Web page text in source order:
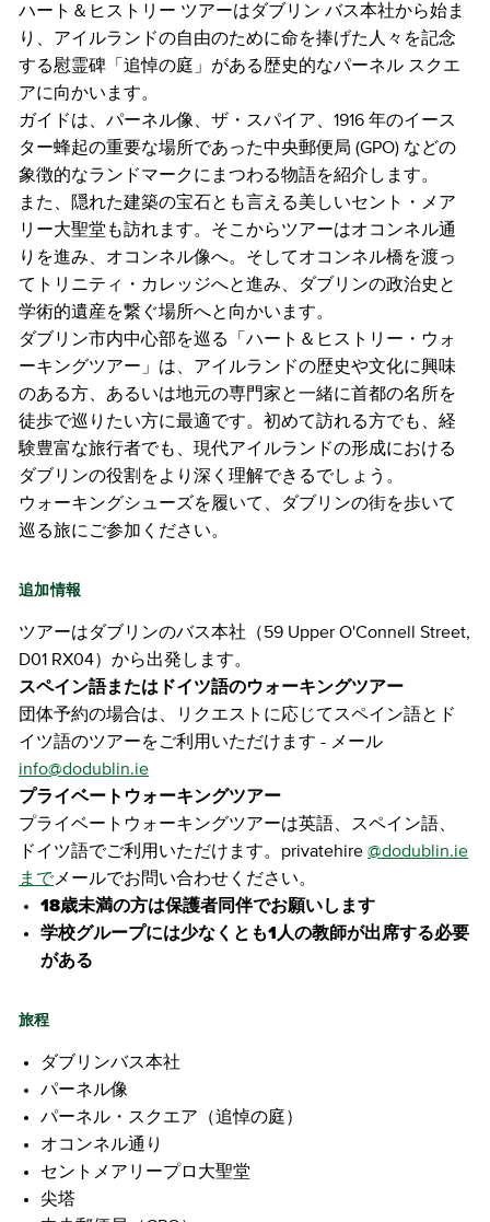
ハート＆ヒストリー ツアーはダブリン バス本社から始ま
り、アイルランドの自由のために命を捧げた人々を記念
する慰霊碑「追悼の庭」がある歴史的なパーネル スクエ
アに向かいます。
ガイドは、パーネル像、ザ・スパイア、1916 年のイース
ター蜂起の重要な場所であった中央郵便局 (GPO) などの
象徴的なランドマークにまつわる物語を紹介します。
また、隠れた建築の宝石とも言える美しいセント・メア
リー大聖堂も訪れます。そこからツアーはオコンネル通
りを進み、オコンネル像へ。そしてオコンネル橋を渡っ
てトリニティ・カレッジへと進み、ダブリンの政治史と
学術的遺産を繋ぐ場所へと向かいます。
ダブリン市内中心部を巡る「ハート＆ヒストリー・ウォ
ーキングツアー」は、アイルランドの歴史や文化に興味
のある方、あるいは地元の専門家と一緒に首都の名所を
徒歩で巡りたい方に最適です。初めて訪れる方でも、経
験豊富な旅行者でも、現代アイルランドの形成における
ダブリンの役割をより深く理解できるでしょう。
ウォーキングシューズを履いて、ダブリンの街を歩いて
巡る旅にご参加ください。
追加情報
ツアーはダブリンのバス本社（59 Upper O'Connell Street,
D01 RX04）から出発します。
スペイン語またはドイツ語のウォーキングツアー
団体予約の場合は、リクエストに応じてスペイン語とド
イツ語のツアーをご利用いただけます - メール
info@dodublin.ie
プライベートウォーキングツアー
プライベートウォーキングツアーは英語、スペイン語、
ドイツ語でご利用いただけます。privatehire @dodublin.ie
までメールでお問い合わせください。
18歳未満の方は保護者同伴でお願いします
学校グループには少なくとも1人の教師が出席する必要
がある
旅程
ダブリンバス本社
パーネル像
パーネル・スクエア（追悼の庭）
オコンネル通り
セントメアリープロ大聖堂
尖塔